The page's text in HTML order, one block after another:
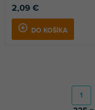
2,09 €
DO KOŠÍKA
1